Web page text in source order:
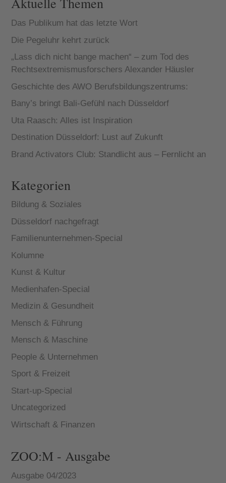
Das Publikum hat das letzte Wort
Die Pegeluhr kehrt zurück
„Lass dich nicht bange machen“ – zum Tod des
Rechtsextremismusforschers Alexander Häusler
Geschichte des AWO Berufsbildungszentrums:
Bany’s bringt Bali-Gefühl nach Düsseldorf
Uta Raasch: Alles ist Inspiration
Destination Düsseldorf: Lust auf Zukunft
Brand Activators Club: Standlicht aus – Fernlicht an
Kategorien
Bildung & Soziales
Düsseldorf nachgefragt
Familienunternehmen-Special
Kolumne
Kunst & Kultur
Medienhafen-Special
Medizin & Gesundheit
Mensch & Führung
Mensch & Maschine
People & Unternehmen
Sport & Freizeit
Start-up-Special
Uncategorized
Wirtschaft & Finanzen
ZOO:M - Ausgabe
Ausgabe 04/2023